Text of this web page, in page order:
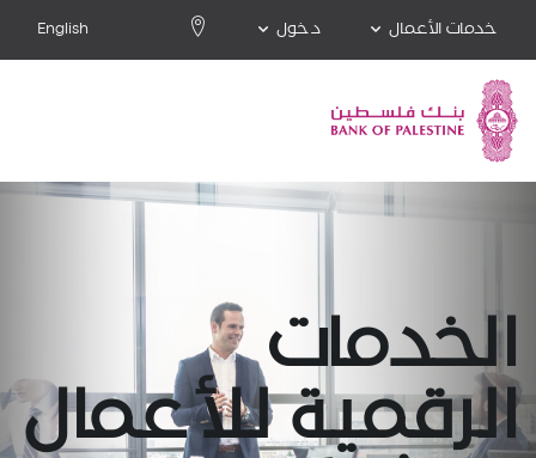
خدمات الأعمال دخول English
الخدمات
الرقمية للأعمال